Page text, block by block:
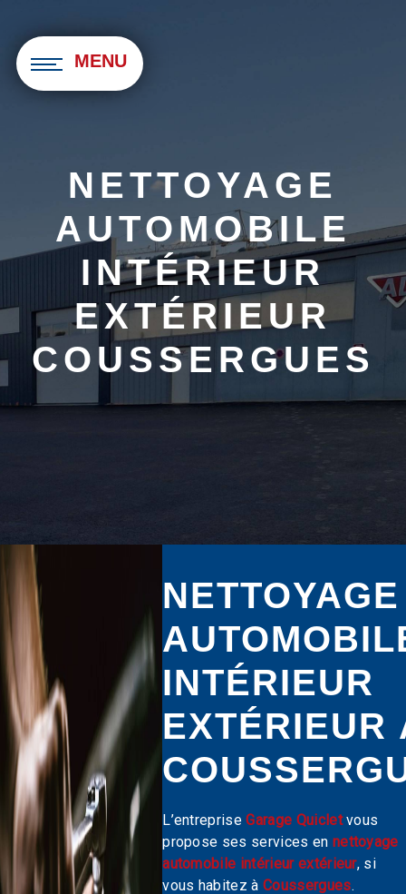
MENU
NETTOYAGE
AUTOMOBILE
INTÉRIEUR
EXTÉRIEUR
COUSSERGUES
NETTOYAGE
INTÉRIEUR
EXTÉRIEUR
L’entrepriseGarage Quicletvous
propose ses services en nettoyage
automobile intérieur extérieur, si
vous habitez à Coussergues.